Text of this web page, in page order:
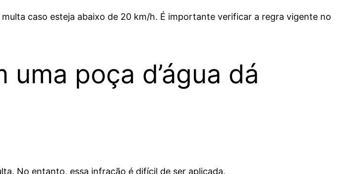
caso esteja abaixo de 20 km/h. É importante verificar a regra vigente no
poça d’água dá
No entanto, essa infração é difícil de ser aplicada.